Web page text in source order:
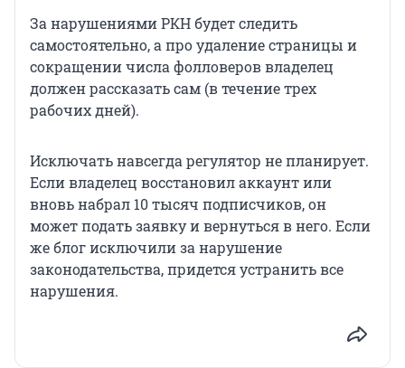
За нарушениями РКН будет следить
самостоятельно, а про удаление страницы и
сокращении числа фолловеров владелец
должен рассказать сам (в течение трех
рабочих дней).
Исключать навсегда регулятор не планирует.
Если владелец восстановил аккаунт или
вновь набрал 10 тысяч подписчиков, он
может подать заявку и вернуться в него. Если
же блог исключили за нарушение
законодательства, придется устранить все
нарушения.